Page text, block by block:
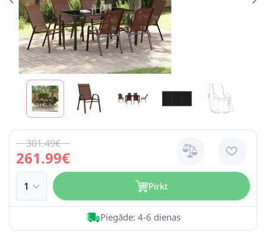
261.99€
301.49€
Pirkt
Piegāde: 4-6 dienas